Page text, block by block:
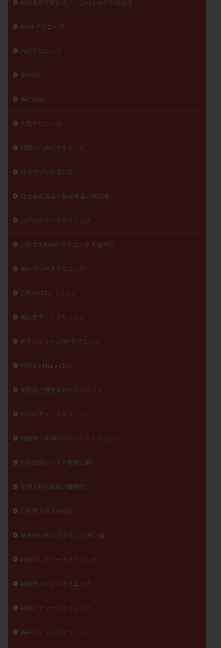
保険適用で変わる！ これからの不妊治療
俵IVFクリニック
内田クリニック
卵の話し
厚仁病院
大島クリニック
妊娠のためにできること
妊活サプリの選び方
妊活基礎講座＜基礎体温表解説編＞
山下レディースクリニック
山形大手町ARTクリニック川越医院
峯レディースクリニック
広島HARTクリニック
明大前アートクリニック
松本レディースIVFクリニック
桂駅前 Mihara Clinic
泌尿器と男性不妊のクリニック
浅田レディースクリニック
湘南茅ヶ崎ARTレディースクリニック
無料妊活セミナー動画公開
産婦人科舘出張佐藤病院
田村秀子婦人科医院
着床のためにできること 卵子編
神奈川レディースクリニック
神田ウィメンズクリニック
神谷レディースクリニック
福井ウィメンズクリニック